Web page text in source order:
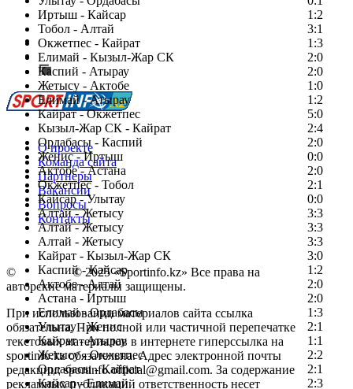
Иртыш - Кайсар
1:2
Тобол - Алтай
3:1
Окжетпес - Кайрат
1:3
Елимай - Кызыл-Жар СК
2:0
Каспий - Атырау
2:0
Жетысу - Актобе
1:0
Елимай - Атырау
1:2
Кайрат - Окжетпес
5:0
Кызыл-Жар СК - Кайрат
2:4
Ордабасы - Каспий
2:0
Женис - Иртыш
0:0
Актобе - Астана
2:0
Окжетпес - Тобол
2:1
Кайсар - Улытау
0:0
Алтай - Жетысу
3:3
Алтай - Жетысу
3:3
Алтай - Жетысу
3:3
Кайрат - Кызыл-Жар СК
3:0
Каспий - Кайсар
1:2
Актобе - Алтай
2:0
Астана - Иртыш
2:0
Елимай - Ордабасы
1:3
Улытау - Женис
2:1
Кайрат - Атырау
1:1
Жетысу - Окжетпес
2:2
Ордабасы - Кайрат
2:1
Кайсар - Елимай
2:3
Есть идея?
Сообщить о мероприятии
Перейти на старый сайт
О проекте
Команда сайта
Партнеры
Вакансии
Вопросы
Контакты
© Copyright© 2025 «Sportinfo.kz» Все права на
авторские материалы защищены.
При использовании материалов сайта ссылка
обязательна. При полной или частичной перепечатке
текстовых материалов в интернете гиперссылка на
sportinfo.kz обязательна. Адрес электронной почты
редакции: sportinfo.official@gmail.com. За содержание
рекламных публикаций ответственность несет